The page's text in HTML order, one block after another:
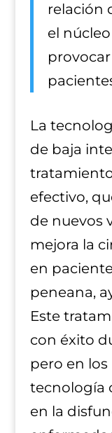
relación
el
La
de baja
efectivo,
de nuevos
mejora la
en
peneana,
Este
con éxito
pero en los
tecnología
en la